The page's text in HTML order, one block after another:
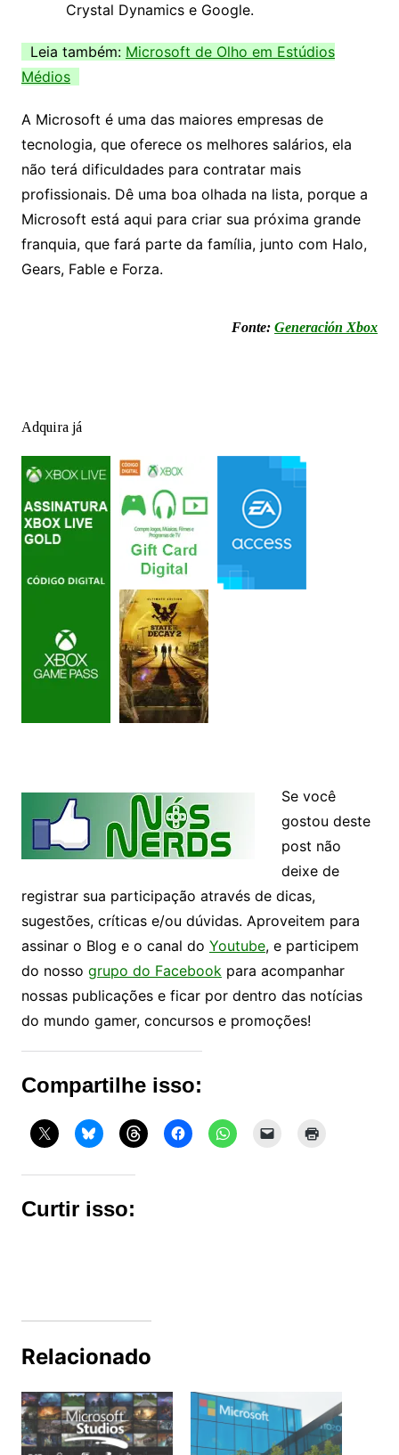
Crystal Dynamics e Google.
Leia também: Microsoft de Olho em Estúdios
Médios
A Microsoft é uma das maiores empresas de
tecnologia, que oferece os melhores salários, ela
não terá dificuldades para contratar mais
profissionais. Dê uma boa olhada na lista, porque a
Microsoft está aqui para criar sua próxima grande
franquia, que fará parte da família, junto com Halo,
Gears, Fable e Forza.
Fonte:Generación Xbox
Adquira já
Se você
gostou deste
post não
deixe de
registrar sua participação através de dicas,
sugestões, críticas e/ou dúvidas. Aproveitem para
assinar o Blog e o canal do Youtube, e participem
do nosso grupo do Facebookpara acompanhar
nossas publicações e ficar por dentro das notícias
do mundo gamer, concursos e promoções!
Compartilhe isso:
Curtir isso:
Relacionado